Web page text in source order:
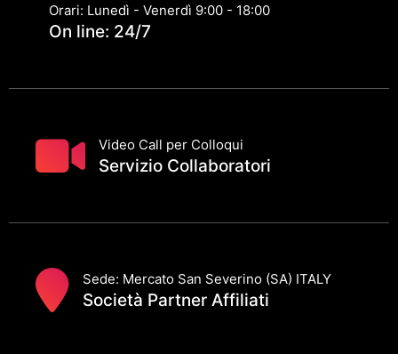
Orari: Lunedì - Venerdì 9:00 - 18:00
On line: 24/7
Video Call per Colloqui
Servizio Collaboratori
Sede: Mercato San Severino (SA) ITALY
Società Partner Affiliati